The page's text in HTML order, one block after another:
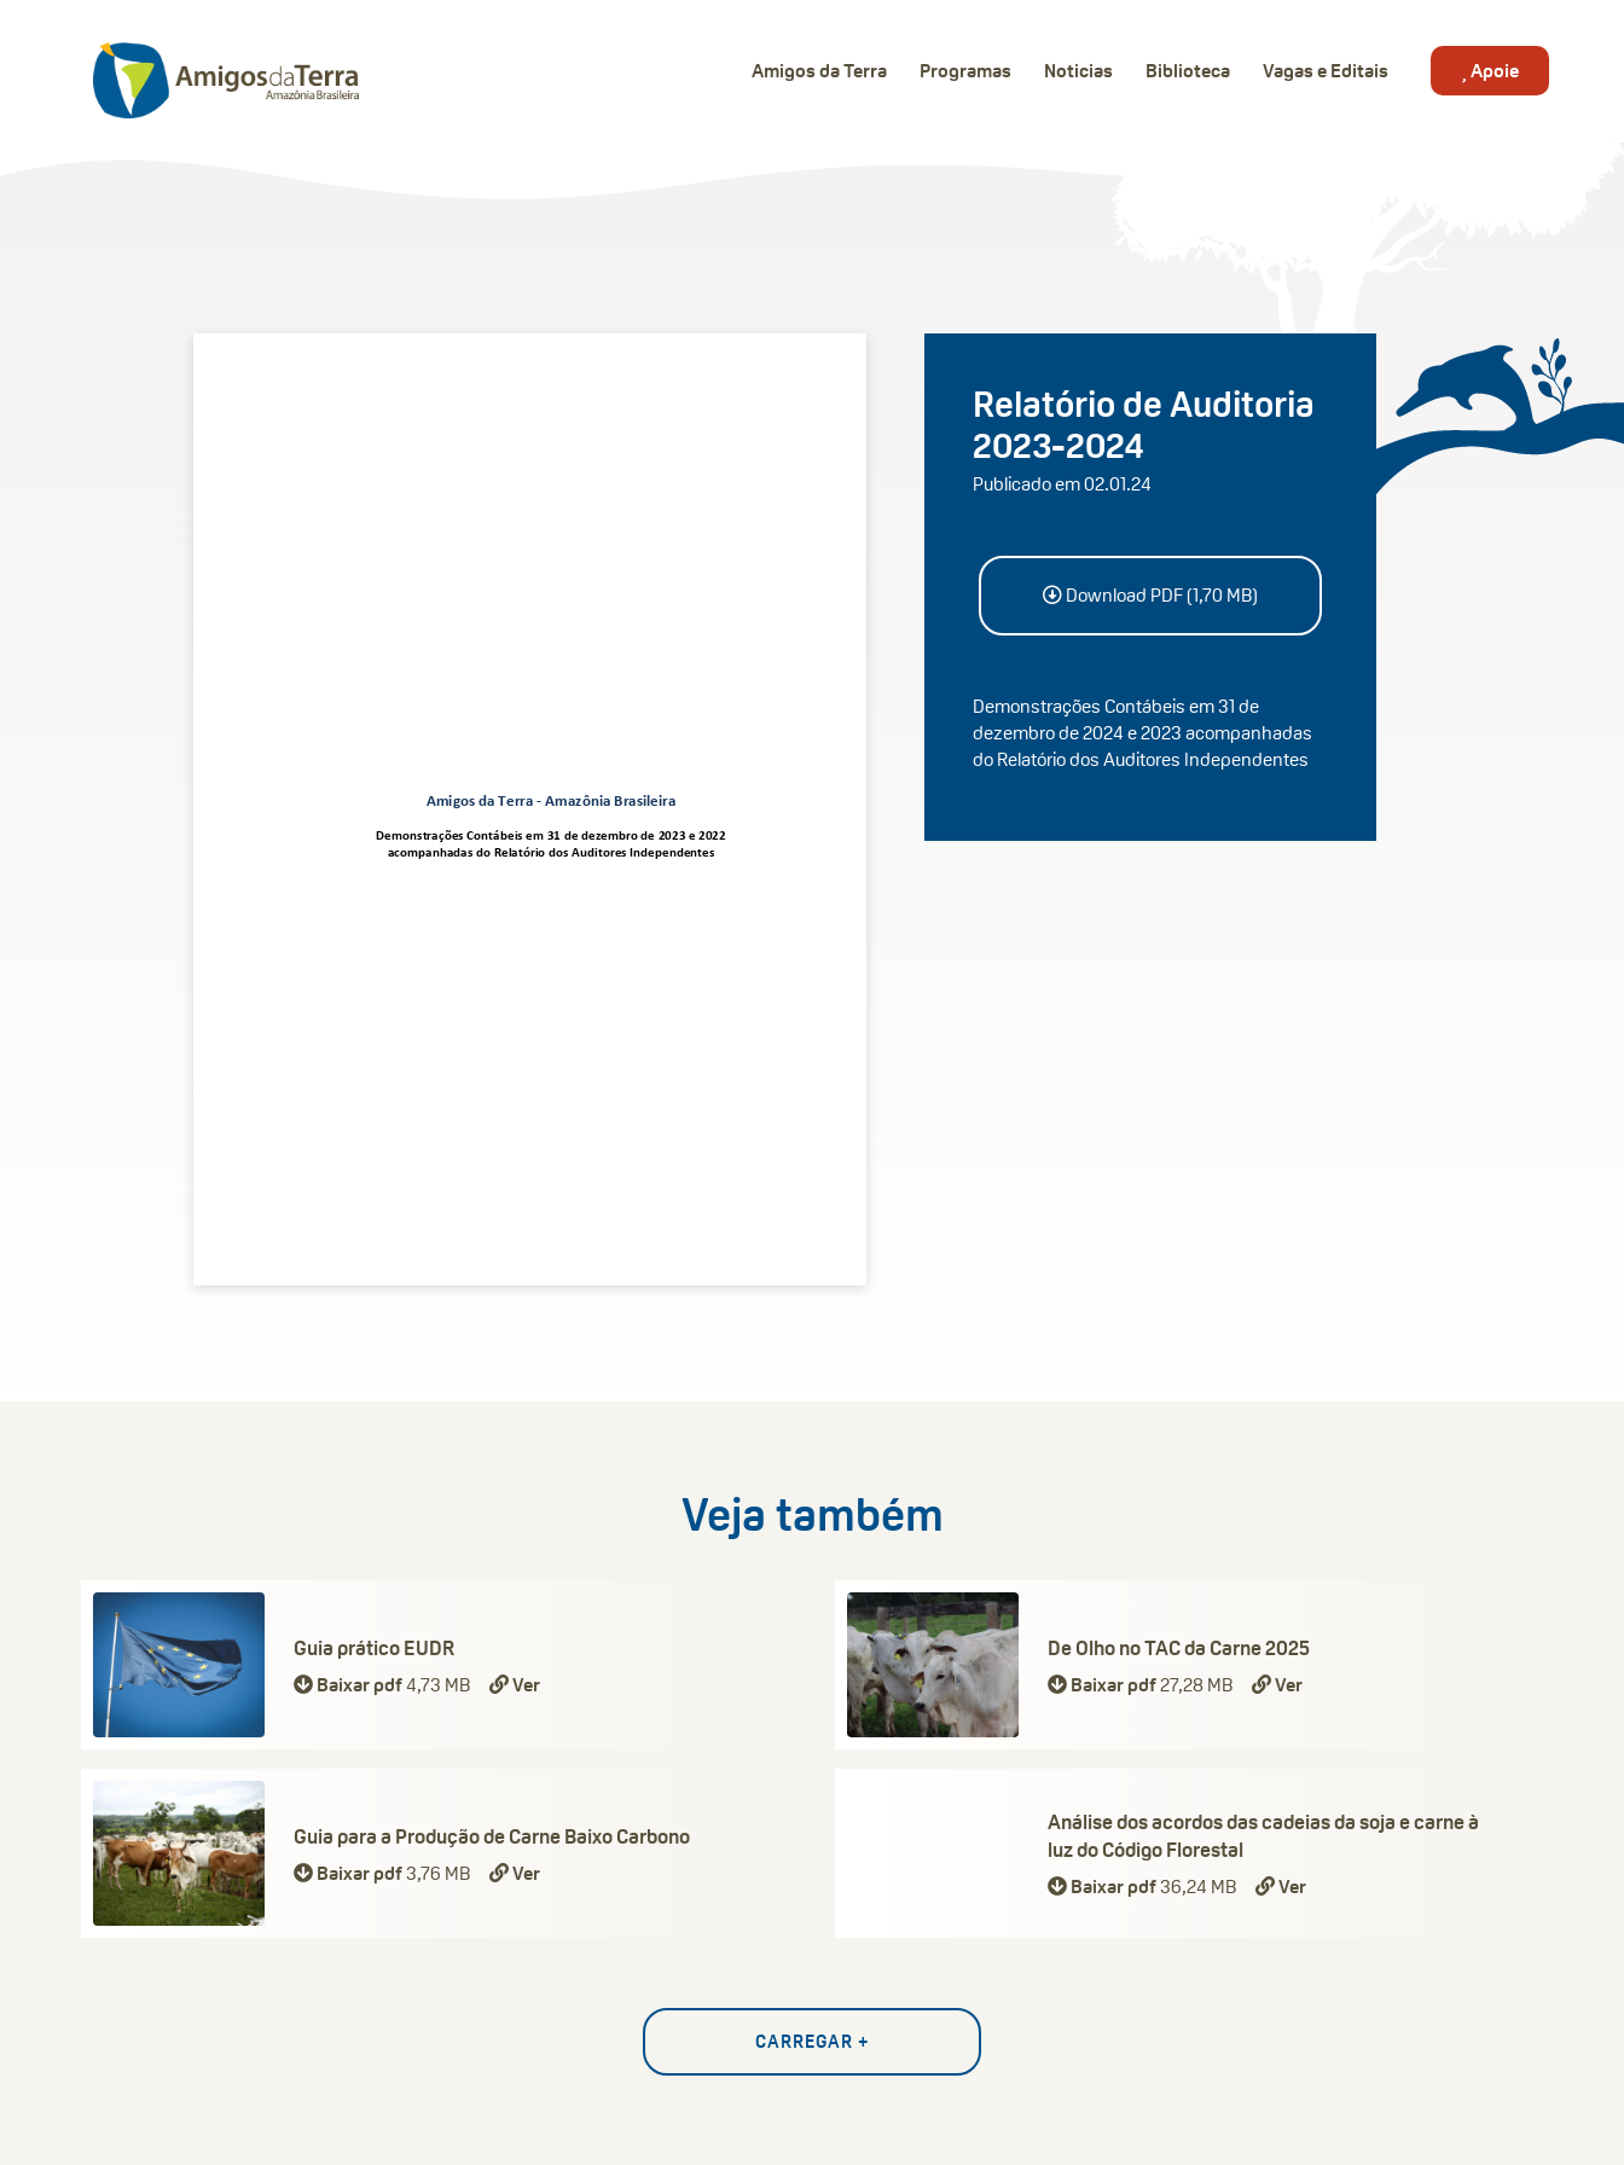
Amigos da Terra Programas Noticias Biblioteca Vagas e Editais Apoie
Relatório de Auditoria
2023-2024
Publicado em 02.01.24
Download PDF (1,70 MB)
Demonstrações Contábeis em 31 de
dezembro de 2024 e 2023 acompanhadas
do Relatório dos Auditores Independentes
Veja também
Guia prático EUDR
Baixar pdf4,73 MB Ver
De Olho no TAC da Carne 2025
Baixar pdf27,28 MB Ver
Guia para a Produção de Carne Baixo Carbono
Baixar pdf3,76 MB Ver
Análise dos acordos das cadeias da soja e carne à
luz do Código Florestal
Baixar pdf36,24 MB Ver
CARREGAR +